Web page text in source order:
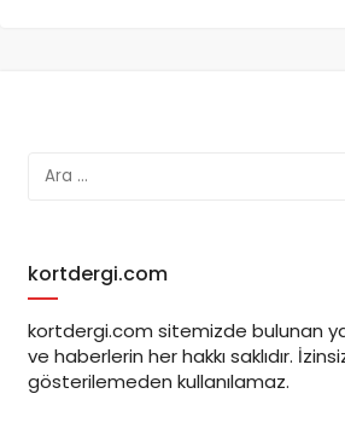
kortdergi.com
kortdergi.com sitemizde bulunan
ve haberlerin her hakkı saklıdır.
gösterilemeden kullanılamaz.